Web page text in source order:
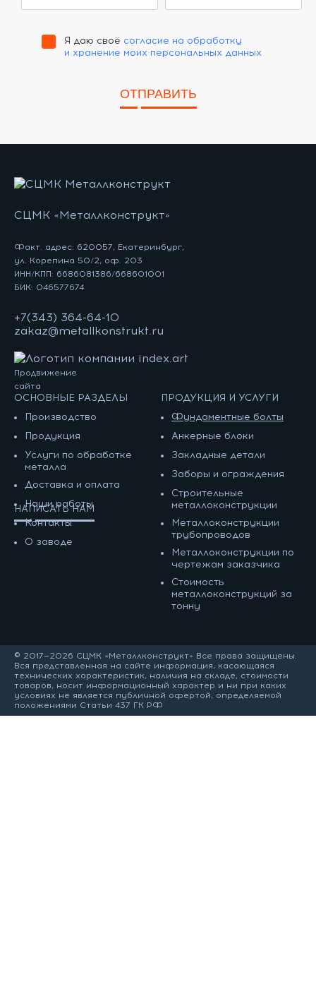
Я даю своё согласие на обработку
и хранение моих персональных данных
ОТПРАВИТЬ
СЦМК «Металлконструкт»
Факт. адрес: 620057, Екатеринбург,
ул. Корепина 50/2, оф. 203
ИНН/КПП: 6686081386/668601001
БИК: 046577674
+7(343) 364-64-10
zakaz@metallkonstrukt.ru
Продвижение
сайта
ОСНОВНЫЕ РАЗДЕЛЫ
Производство
Продукция
Услуги по обработке
металла
Доставка и оплата
Наши работы
Контакты
О заводе
ПРОДУКЦИЯ И УСЛУГИ
Фундаментные болты
Анкерные блоки
Закладные детали
Заборы и ограждения
Строительные
металлоконструкции
Металлоконструкции
трубопроводов
Металлоконструкции по
чертежам заказчика
Cтоимость
металлоконструкций за
тонну
НАПИСАТЬ НАМ
© 2017—2026 СЦМК «Металлконструкт» Все права защищены.
Вся представленная на сайте информация, касающаяся
технических характеристик, наличия на складе, стоимости
товаров, носит информационный характер и ни при каких
условиях не является публичной офертой, определяемой
положениями Статьи 437 ГК РФ